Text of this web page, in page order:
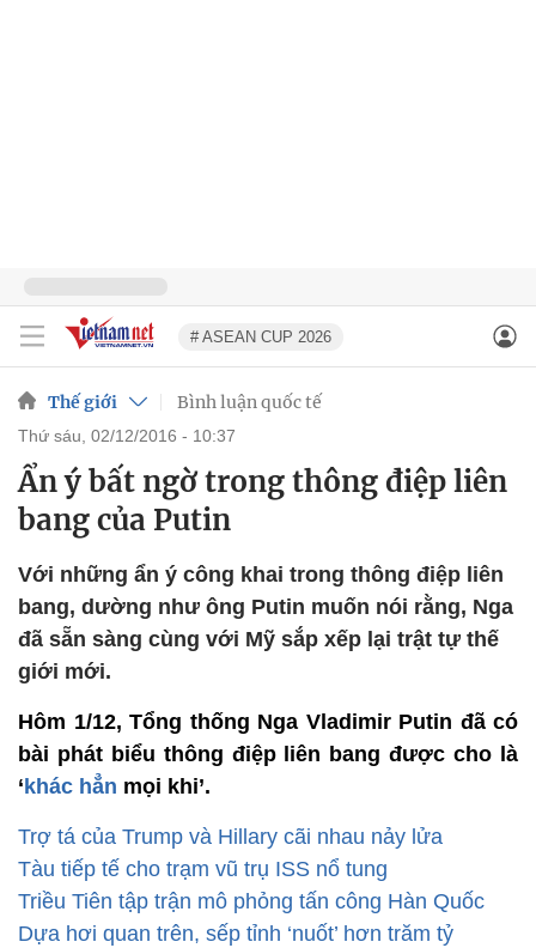
# ASEAN CUP 2026
Thế giới Bình luận quốc tế
thứ sáu, 02/12/2016 - 10:37
Ẩn ý bất ngờ trong thông điệp liên
bang của Putin
Với những ẩn ý công khai trong thông điệp liên
bang, dường như ông Putin muốn nói rằng, Nga
đã sẵn sàng cùng với Mỹ sắp xếp lại trật tự thế
giới mới.
Hôm 1/12, Tổng thống Nga Vladimir Putin đã có
bài phát biểu thông điệp liên bang được cho là
‘ khác hẳn mọi khi’.
Trợ tá của Trump và Hillary cãi nhau nảy lửa
Tàu tiếp tế cho trạm vũ trụ ISS nổ tung
Triều Tiên tập trận mô phỏng tấn công Hàn Quốc
Dựa hơi quan trên, sếp tỉnh ‘nuốt’ hơn trăm tỷ